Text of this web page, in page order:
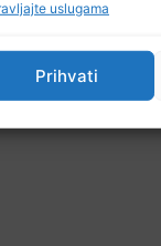
uslugama
Prihvati